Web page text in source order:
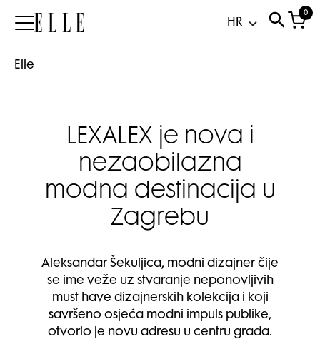
Elle
0
Elle
LEXALEX je nova i
nezaobilazna
modna destinacija u
Zagrebu
Aleksandar Šekuljica, modni dizajner čije
se ime veže uz stvaranje neponovljivih
must have dizajnerskih kolekcija i koji
savršeno osjeća modni impuls publike,
otvorio je novu adresu u centru grada.